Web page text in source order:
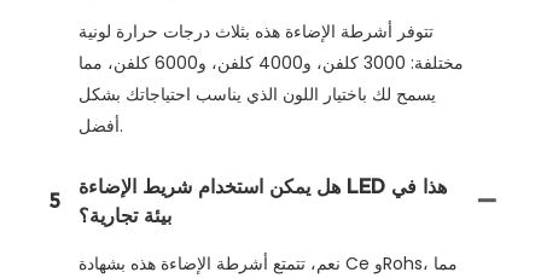
تتوفر أشرطة الإضاءة هذه بثلاث درجات حرارة لونية
مختلفة: 3000 كلفن، و4000 كلفن، و6000 كلفن، مما
يسمح لك باختيار اللون الذي يناسب احتياجاتك بشكل
أفضل.
5
هل يمكن استخدام شريط الإضاءة LED هذا في
بيئة تجارية؟
نعم، تتمتع أشرطة الإضاءة هذه بشهادة Ce وRohs، مما